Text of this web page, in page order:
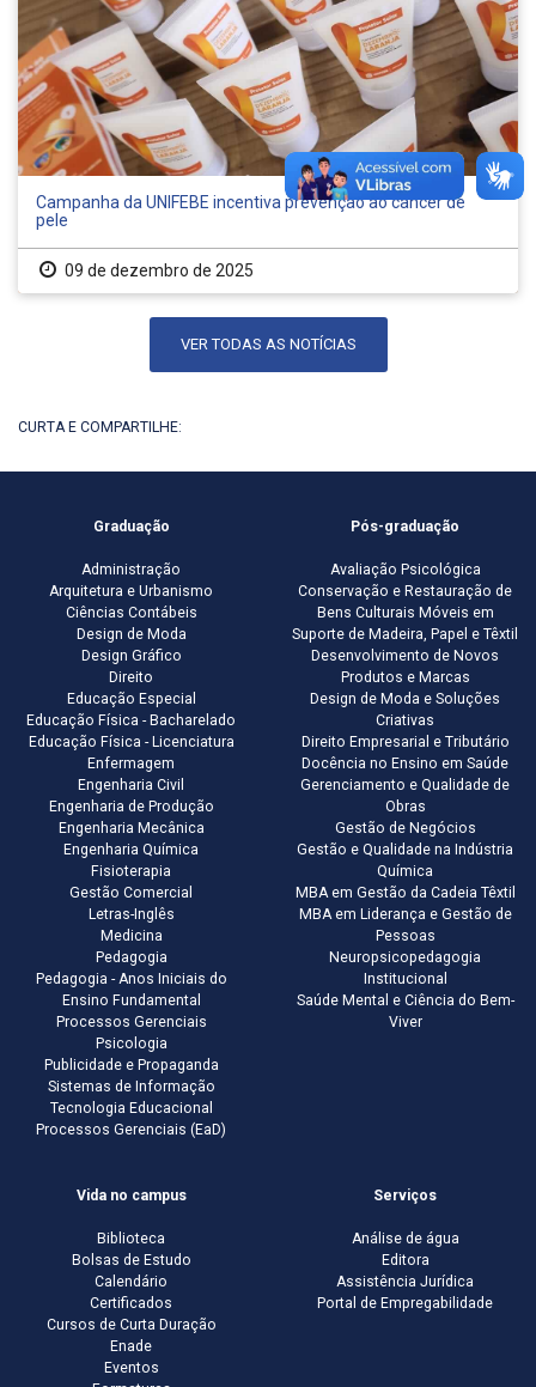
Campanha da UNIFEBE incentiva prevenção ao câncer de
pele
09 de dezembro de 2025
VER TODAS AS NOTÍCIAS
CURTA E COMPARTILHE:
Graduação
Administração
Arquitetura e Urbanismo
Ciências Contábeis
Design de Moda
Design Gráfico
Direito
Educação Especial
Educação Física - Bacharelado
Educação Física - Licenciatura
Enfermagem
Engenharia Civil
Engenharia de Produção
Engenharia Mecânica
Engenharia Química
Fisioterapia
Gestão Comercial
Letras-Inglês
Medicina
Pedagogia
Pedagogia - Anos Iniciais do
Ensino Fundamental
Processos Gerenciais
Psicologia
Publicidade e Propaganda
Sistemas de Informação
Tecnologia Educacional
Processos Gerenciais (EaD)
Pós-graduação
Avaliação Psicológica
Conservação e Restauração de
Bens Culturais Móveis em
Suporte de Madeira, Papel e Têxtil
Desenvolvimento de Novos
Produtos e Marcas
Design de Moda e Soluções
Criativas
Direito Empresarial e Tributário
Docência no Ensino em Saúde
Gerenciamento e Qualidade de
Obras
Gestão de Negócios
Gestão e Qualidade na Indústria
Química
MBA em Gestão da Cadeia Têxtil
MBA em Liderança e Gestão de
Pessoas
Neuropsicopedagogia
Institucional
Saúde Mental e Ciência do Bem-
Viver
Vida no campus
Biblioteca
Bolsas de Estudo
Calendário
Certificados
Cursos de Curta Duração
Enade
Eventos
Serviços
Análise de água
Editora
Assistência Jurídica
Portal de Empregabilidade